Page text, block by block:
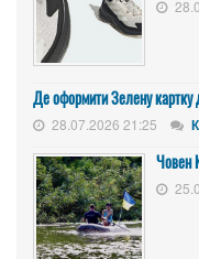
Де оформити Зелену картку
28.07.2026 21:25
Човен